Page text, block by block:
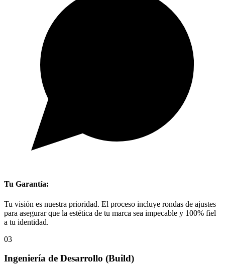
Tu Garantía:
Tu visión es nuestra prioridad. El proceso incluye rondas de ajustes
para asegurar que la estética de tu marca sea impecable y 100% fiel
a tu identidad.
03
Ingeniería de Desarrollo (Build)